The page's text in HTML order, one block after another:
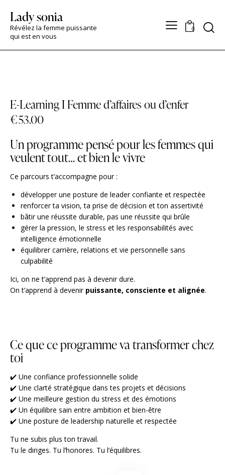
Lady sonia
Révélez la femme puissante
qui est en vous
0 Search
E-Learning I Femme d’affaires ou d’enfer
€53.00
Un programme pensé pour les femmes qui
veulent tout… et bien le vivre
Ce parcours t’accompagne pour :
développer une posture de leader confiante et respectée
renforcer ta vision, ta prise de décision et ton assertivité
bâtir une réussite durable, pas une réussite qui brûle
gérer la pression, le stress et les responsabilités avec
intelligence émotionnelle
équilibrer carrière, relations et vie personnelle sans
culpabilité
Ici, on ne t’apprend pas à devenir dure.
On t’apprend à devenir puissante, consciente et alignée.
Ce que ce programme va transformer chez
toi
✔️ Une confiance professionnelle solide
✔️ Une clarté stratégique dans tes projets et décisions
✔️ Une meilleure gestion du stress et des émotions
✔️ Un équilibre sain entre ambition et bien-être
✔️ Une posture de leadership naturelle et respectée
Tu ne subis plus ton travail.
Tu le diriges. Tu l’honores. Tu l’équilibres.